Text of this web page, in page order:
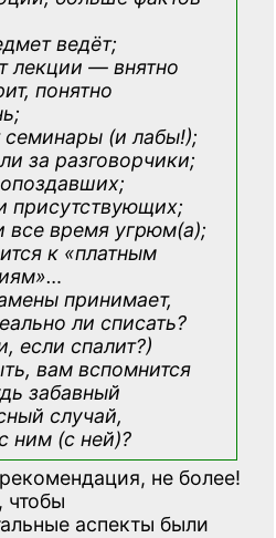
ведёт;
лекции — внятно
понятно
семинары (и лабы!);
за разговорчики;
присутствующих;
все время угрюм(а);
к «платным
…
принимает,
ли списать?
если спалит?)
вам вспомнится
забавный
случай,
ним (с ней)?
не более!
чтобы
аспекты были